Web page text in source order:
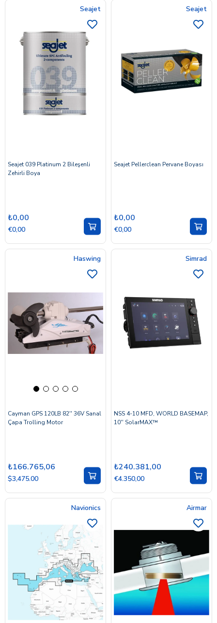
Seajet
Seajet 039 Platinum 2 Bileşenli
Zehirli Boya
₺0,00
€0,00
Seajet
Seajet Pellerclean Pervane Boyası
₺0,00
€0,00
Haswing
Cayman GPS 120LB 82'' 36V Sanal
Çapa Trolling Motor
₺166.765,06
$3,475.00
Simrad
NSS 4-10 MFD, WORLD BASEMAP,
10'' SolarMAX™
₺240.381,00
€4.350,00
Navionics Airmar